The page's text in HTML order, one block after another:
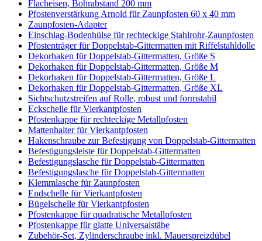
Flacheisen, Bohrabstand 200 mm
Pfostenverstärkung Arnold für Zaunpfosten 60 x 40 mm
Zaunpfosten-Adapter
Einschlag-Bodenhülse für rechteckige Stahlrohr-Zaunpfosten
Pfostenträger für Doppelstab-Gittermatten mit Riffelstahldolle
Dekorhaken für Doppelstab-Gittermatten, Größe S
Dekorhaken für Doppelstab-Gittermatten, Größe M
Dekorhaken für Doppelstab-Gittermatten, Größe L
Dekorhaken für Doppelstab-Gittermatten, Größe XL
Sichtschutzstreifen auf Rolle, robust und formstabil
Eckschelle für Vierkantpfosten
Pfostenkappe für rechteckige Metallpfosten
Mattenhalter für Vierkantpfosten
Hakenschraube zur Befestigung von Doppelstab-Gittermatten
Befestigungsleiste für Doppelstab-Gittermatten
Befestigungslasche für Doppelstab-Gittermatten
Befestigungslasche für Doppelstab-Gittermatten
Klemmlasche für Zaunpfosten
Endschelle für Vierkantpfosten
Bügelschelle für Vierkantpfosten
Pfostenkappe für quadratische Metallpfosten
Pfostenkappe für glatte Universalstäbe
Zubehör-Set, Zylinderschraube inkl. Mauerspreizdübel